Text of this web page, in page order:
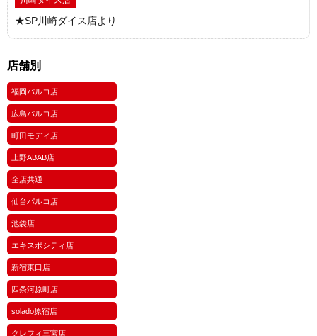
★SP川崎ダイス店より
店舗別
福岡パルコ店
広島パルコ店
町田モディ店
上野ABAB店
全店共通
仙台パルコ店
池袋店
エキスポシティ店
新宿東口店
四条河原町店
solado原宿店
クレフィ三宮店